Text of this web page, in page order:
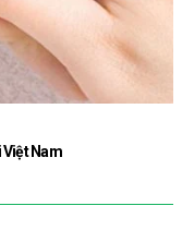
Việt Nam